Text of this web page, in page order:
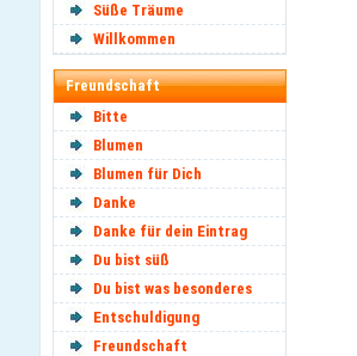
Süße Träume
Willkommen
Freundschaft
Bitte
Blumen
Blumen für Dich
Danke
Danke für dein Eintrag
Du bist süß
Du bist was besonderes
Entschuldigung
Freundschaft